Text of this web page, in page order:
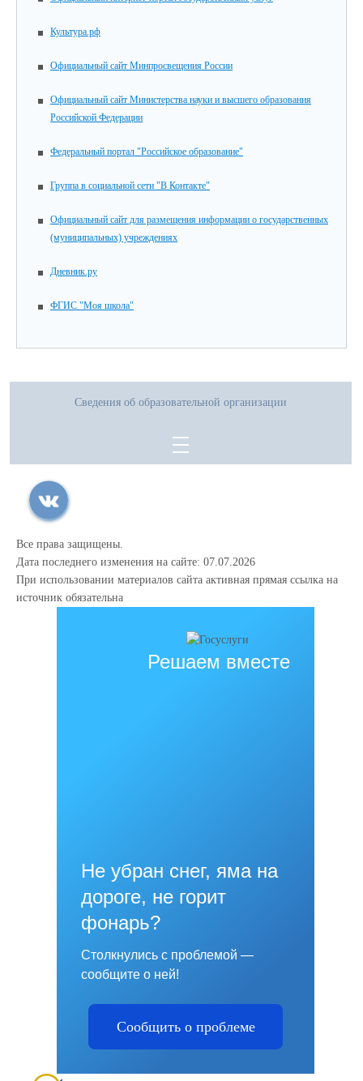
Культура.рф
Официальный сайт Минпросвещения России
Официальный сайт Министерства науки и высшего образования
Российской Федерации
Федеральный портал "Российское образование"
Группа в социальной сети "В Контакте"
Официальный сайт для размещения информации о государственных
(муниципальных) учреждениях
Дневник.ру
ФГИС "Моя школа"
Сведения об образовательной организации
Все права защищены.
Дата последнего изменения на сайте: 07.07.2026
При использовании материалов сайта активная прямая ссылка на
источник обязательна
Решаем вместе
Не убран снег, яма на
дороге, не горит
фонарь?
Столкнулись с проблемой —
сообщите о ней!
Сообщить о проблеме